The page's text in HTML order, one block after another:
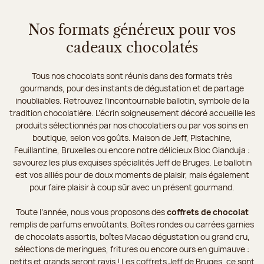
Nos formats généreux pour vos
cadeaux chocolatés
Tous nos chocolats sont réunis dans des formats très
gourmands, pour des instants de dégustation et de partage
inoubliables. Retrouvez l’incontournable ballotin, symbole de la
tradition chocolatière. L’écrin soigneusement décoré accueille les
produits sélectionnés par nos chocolatiers ou par vos soins en
boutique, selon vos goûts. Maison de Jeff, Pistachine,
Feuillantine, Bruxelles ou encore notre délicieux Bloc Gianduja :
savourez les plus exquises spécialités Jeff de Bruges. Le ballotin
est vos alliés pour de doux moments de plaisir, mais également
pour faire plaisir à coup sûr avec un présent gourmand.
Toute l’année, nous vous proposons descoffrets de chocolat
remplis de parfums envoûtants. Boîtes rondes ou carrées garnies
de chocolats assortis, boîtes Macao dégustation ou grand cru,
sélections de meringues, fritures ou encore ours en guimauve :
petits et grands seront ravis ! Les coffrets Jeff de Bruges, ce sont